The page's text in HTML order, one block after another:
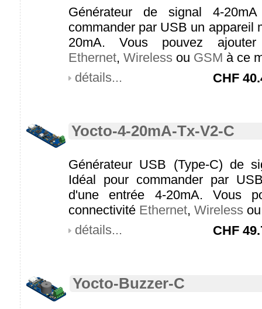
Générateur de signal 4-
commander par USB un appareil
20mA. Vous pouvez
Ethernet, Wireless ou GSM à ce
détails...
CHF
Yocto-4-20mA-Tx-V2-C
Générateur USB (Type-C) de
Idéal pour commander par
d'une entrée 4-20mA. Vous
connectivité Ethernet, Wireless
détails...
CHF
Yocto-Buzzer-C